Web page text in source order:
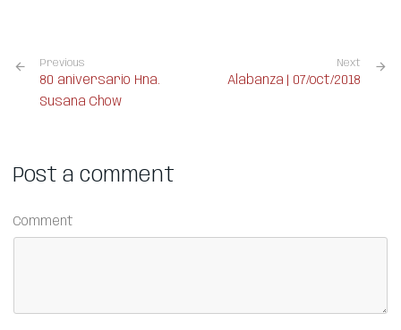
Previous
80 aniversario Hna.
Susana Chow
Next
Alabanza | 07/oct/2018
Post a comment
Comment